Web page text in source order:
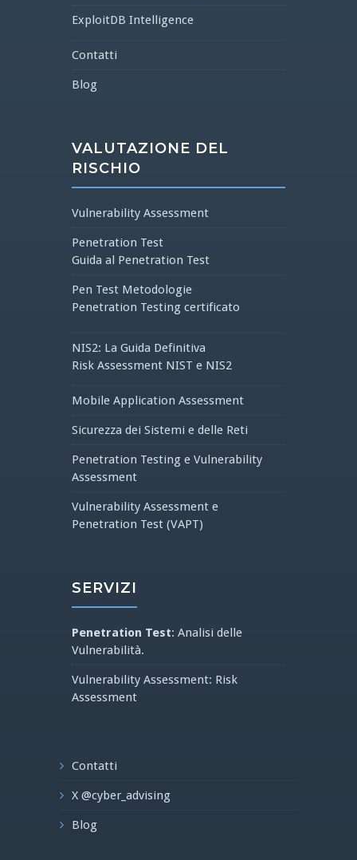
ExploitDB Intelligence
Contatti
Blog
VALUTAZIONE DEL
RISCHIO
Vulnerability Assessment
Penetration Test
Guida al Penetration Test
Pen Test Metodologie
Penetration Testing certificato
NIS2: La Guida Definitiva
Risk Assessment NIST e NIS2
Mobile Application Assessment
Sicurezza dei Sistemi e delle Reti
Penetration Testing e Vulnerability
Assessment
Vulnerability Assessment e
Penetration Test (VAPT)
SERVIZI
Penetration Test: Analisi delle
Vulnerabilità.
Vulnerability Assessment: Risk
Assessment
Contatti
X @cyber_advising
Blog